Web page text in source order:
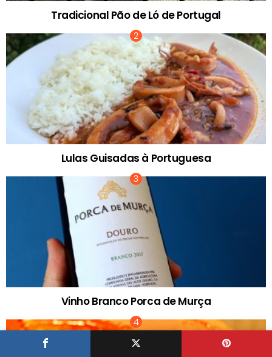
Tradicional Pão de Ló de Portugal
Lulas Guisadas à Portuguesa
Vinho Branco Porca de Murça